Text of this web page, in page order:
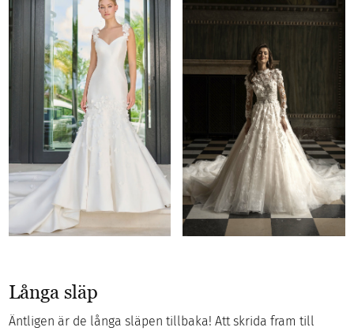
Långa släp
Äntligen är de långa släpen tillbaka! Att skrida fram till